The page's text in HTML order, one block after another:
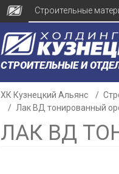
Строительные
СТРОИТЕЛЬНЫЕ И
ХК Кузнецкий Альянс
Лак ВД тонированный
ЛАК ВД